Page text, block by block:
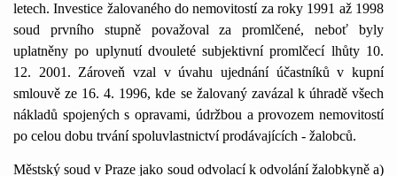
letech. Investice žalovaného do nemovitostí za roky 1991 až 1998
soud prvního stupně považoval za promlčené, neboť byly
uplatněny po uplynutí dvouleté subjektivní promlčecí lhůty 10.
12. 2001. Zároveň vzal v úvahu ujednání účastníků v kupní
smlouvě ze 16. 4. 1996, kde se žalovaný zavázal k úhradě všech
nákladů spojených s opravami, údržbou a provozem nemovitostí
po celou dobu trvání spoluvlastnictví prodávajících - žalobců.
Městský soud v Praze jako soud odvolací k odvolání žalobkyně a)